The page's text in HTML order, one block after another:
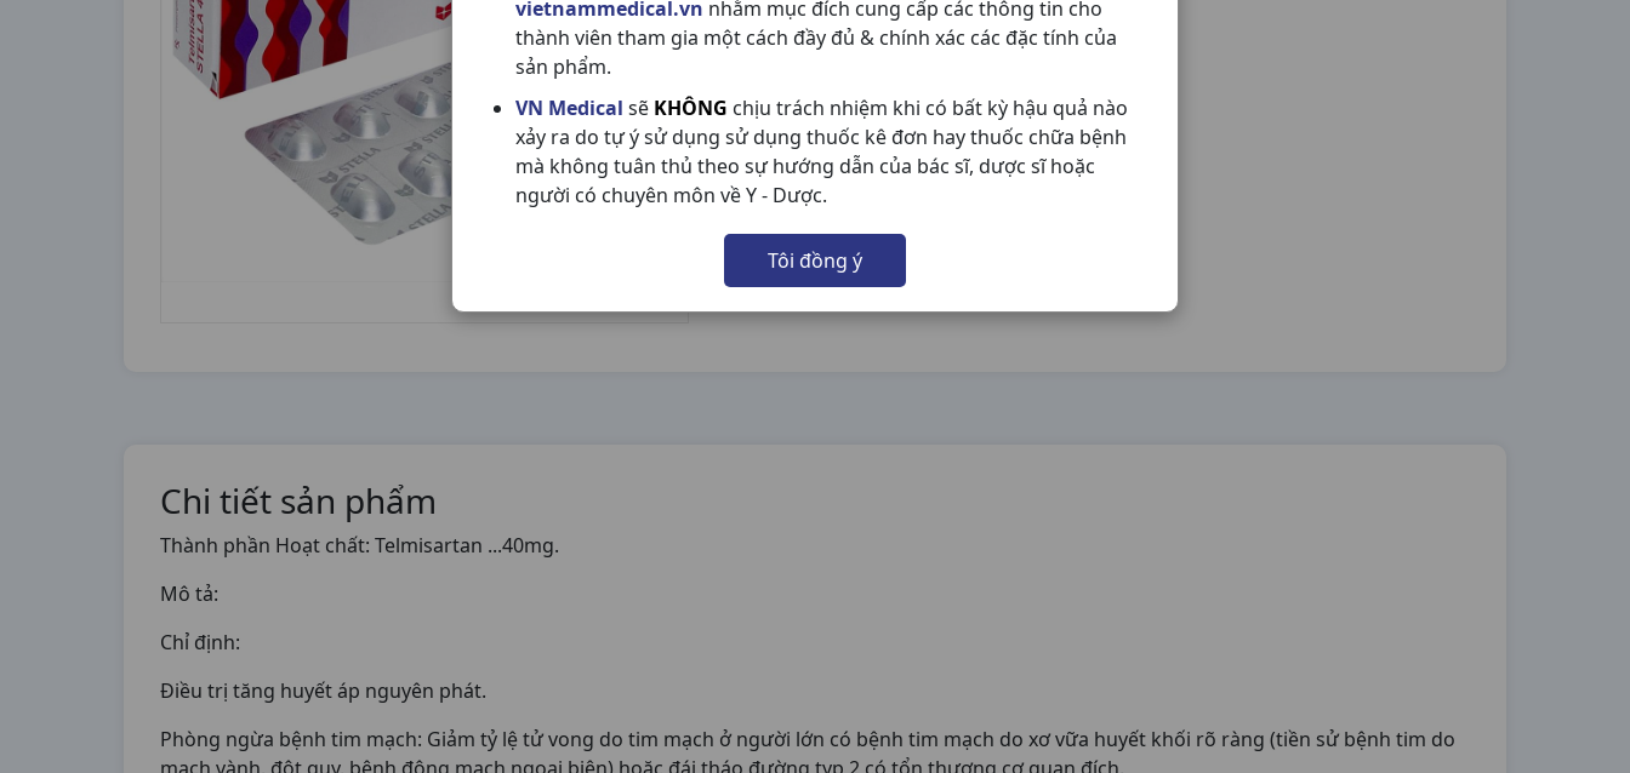
vietnammedical.vn nhằm mục đích cung cấp các thông tin cho
thành viên tham gia một cách đầy đủ & chính xác các đặc tính của
sản phẩm.
VN Medical sẽ KHÔNG chịu trách nhiệm khi có bất kỳ hậu quả nào
xảy ra do tự ý sử dụng sử dụng thuốc kê đơn hay thuốc chữa bệnh
mà không tuân thủ theo sự hướng dẫn của bác sĩ, dược sĩ hoặc
người có chuyên môn về Y - Dược.
Tôi đồng ý
Chi tiết sản phẩm
Thành phần Hoạt chất: Telmisartan ...40mg.
Mô tả:
Chỉ định:
Điều trị tăng huyết áp nguyên phát.
Phòng ngừa bệnh tim mạch: Giảm tỷ lệ tử vong do tim mạch ở người lớn có bệnh tim mạch do xơ vữa huyết khối rõ ràng (tiền sử bệnh tim do